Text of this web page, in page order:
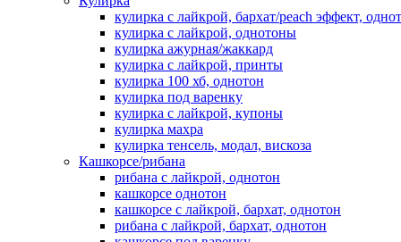
кулирка с лайкрой, бархат/peach эффект,
кулирка с лайкрой, однотоны
кулирка ажурная/жаккард
кулирка с лайкрой, принты
кулирка 100 хб, однотон
кулирка под варенку
кулирка с лайкрой, купоны
кулирка махра
кулирка тенсель, модал, вискоза
Кашкорсе/рибана
рибана с лайкрой, однотон
кашкорсе однотон
кашкорсе с лайкрой, бархат, однотон
рибана с лайкрой, бархат, однотон